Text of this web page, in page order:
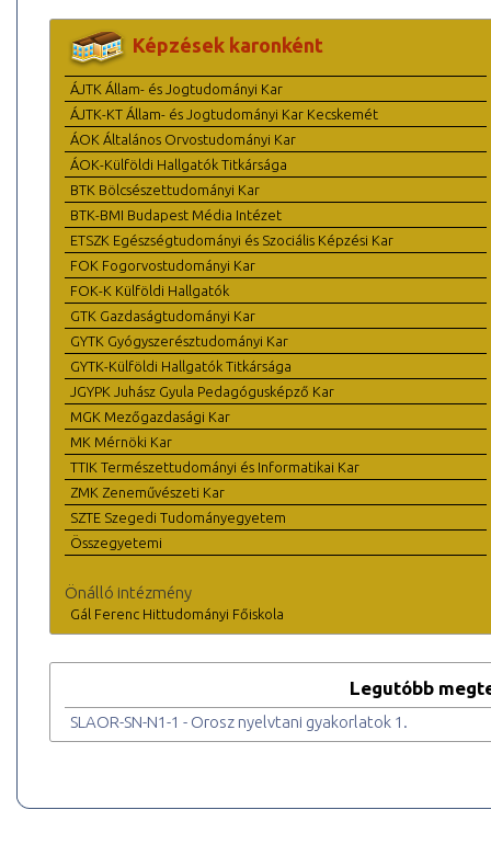
Képzések karonként
ÁJTK Állam- és Jogtudományi Kar
ÁJTK-KT Állam- és Jogtudományi Kar Kecskemét
ÁOK Általános Orvostudományi Kar
ÁOK-Külföldi Hallgatók Titkársága
BTK Bölcsészettudományi Kar
BTK-BMI Budapest Média Intézet
ETSZK Egészségtudományi és Szociális Képzési Kar
FOK Fogorvostudományi Kar
FOK-K Külföldi Hallgatók
GTK Gazdaságtudományi Kar
GYTK Gyógyszerésztudományi Kar
GYTK-Külföldi Hallgatók Titkársága
JGYPK Juhász Gyula Pedagógusképző Kar
MGK Mezőgazdasági Kar
MK Mérnöki Kar
TTIK Természettudományi és Informatikai Kar
ZMK Zeneművészeti Kar
SZTE Szegedi Tudományegyetem
Összegyetemi
Önálló intézmény
Gál Ferenc Hittudományi Főiskola
Legutóbb
SLAOR-SN-N1-1 - Orosz nyelvtani gyakorlatok 1.